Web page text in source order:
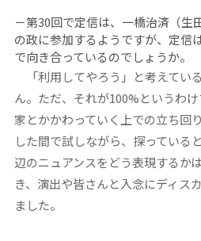
－第30回で定信は、一橋治済（生
の政に参加するようですが、定信
で向き合っているのでしょうか。
「利用してやろう」と考えてい
ん。ただ、それが100%というわ
家とかかわっていく上での立ち回
した間で試しながら、探っている
辺のニュアンスをどう表現するか
き、演出や皆さんと入念にディス
ました。